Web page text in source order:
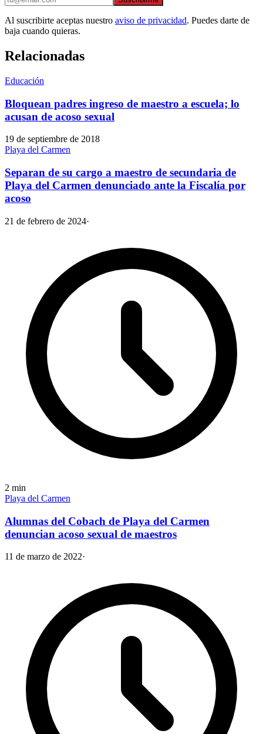
Al suscribirte aceptas nuestro aviso de privacidad. Puedes darte de
baja cuando quieras.
Relacionadas
Educación
Bloquean padres ingreso de maestro a escuela; lo
acusan de acoso sexual
19 de septiembre de 2018
Playa del Carmen
Separan de su cargo a maestro de secundaria de
Playa del Carmen denunciado ante la Fiscalía por
acoso
21 de febrero de 2024·
2 min
Playa del Carmen
Alumnas del Cobach de Playa del Carmen
denuncian acoso sexual de maestros
11 de marzo de 2022·